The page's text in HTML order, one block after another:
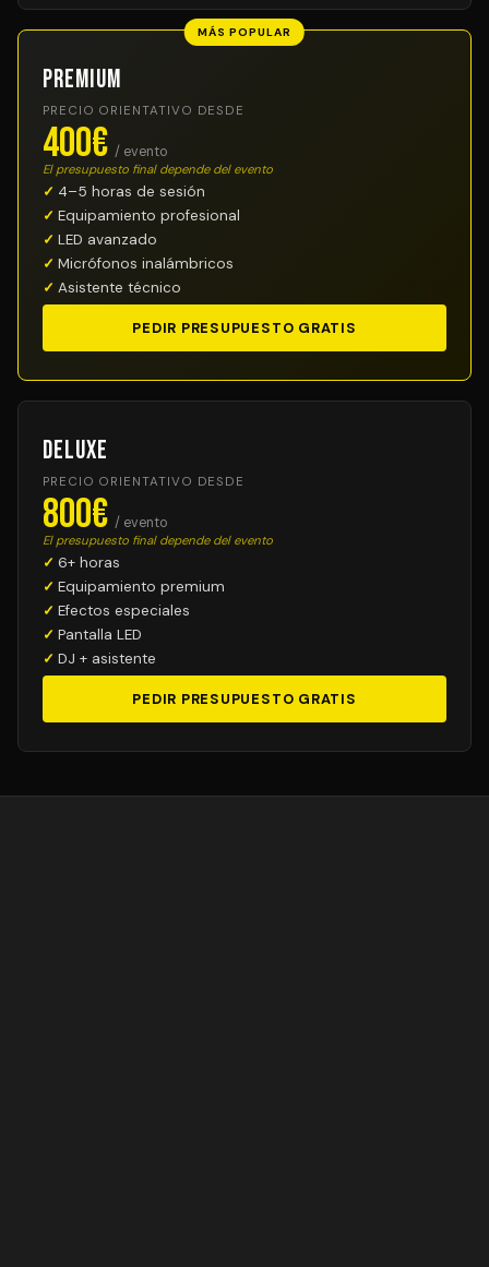
MÁS POPULAR
Premium
PRECIO ORIENTATIVO DESDE
400€ / evento
El presupuesto final depende del evento
4–5 horas de sesión
Equipamiento profesional
LED avanzado
Micrófonos inalámbricos
Asistente técnico
PEDIR PRESUPUESTO GRATIS
Deluxe
PRECIO ORIENTATIVO DESDE
800€ / evento
El presupuesto final depende del evento
6+ horas
Equipamiento premium
Efectos especiales
Pantalla LED
DJ + asistente
PEDIR PRESUPUESTO GRATIS